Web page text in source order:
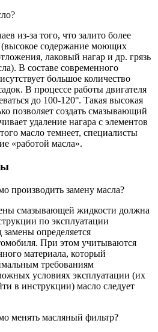
из-за того, что залито более
(высокое содержание моющих
лаковый нагар и др. грязь
В составе современного
большое количество
В процессе работы двигателя
до 100-120°. Такая высокая
позволяет создать смазывающий
удаление нагара с элементов
масло темнеет, специалисты
«работой масла».
производить замену масла?
смазывающей жидкости должна
по эксплуатации
определяется
При этом учитываются
материала, который
требованиям
условиях эксплуатации (их
в инструкции) масло следует
менять масляный фильтр?